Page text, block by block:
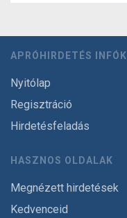
APRÓHIRDETÉS INFÓK
Nyitólap
Regisztráció
Hirdetésfeladás
HASZNOS OLDALAK
Megnézett hirdetések
Kedvenceid